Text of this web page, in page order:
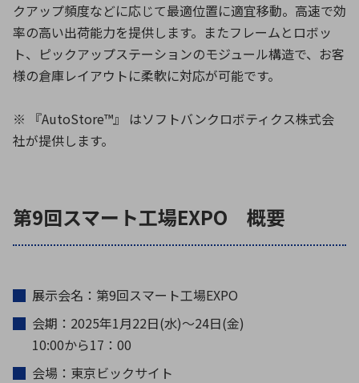
クアップ頻度などに応じて最適位置に適宜移動。高速で効
率の高い出荷能力を提供します。またフレームとロボッ
ト、ピックアップステーションのモジュール構造で、お客
様の倉庫レイアウトに柔軟に対応が可能です。
※ 『AutoStore™』 はソフトバンクロボティクス株式会
社が提供します。
第9回スマート工場EXPO 概要
展示会名：第9回スマート工場EXPO
会期：2025年1月22日(水)～24日(金)
10:00から17：00
会場：東京ビックサイト